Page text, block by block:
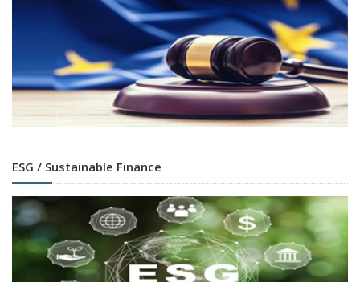
ESG / Sustainable Finance